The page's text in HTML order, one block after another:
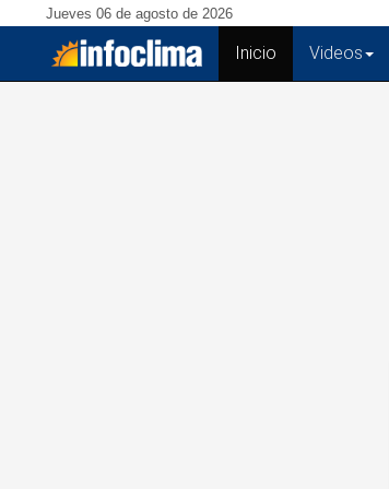
Jueves 06 de agosto de 2026
Inicio (current)
Videos